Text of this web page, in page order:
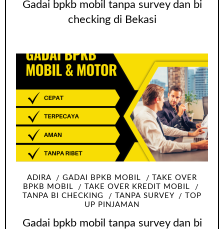
Gadai bpkb mobil tanpa survey dan bi
checking di Bekasi
ADIRA GADAI BPKB MOBIL
TAKE OVER
BPKB MOBIL
TAKE OVER KREDIT MOBIL
TANPA BI CHECKING
TANPA SURVEY
TOP
UP PINJAMAN
Gadai bpkb mobil tanpa survey dan bi